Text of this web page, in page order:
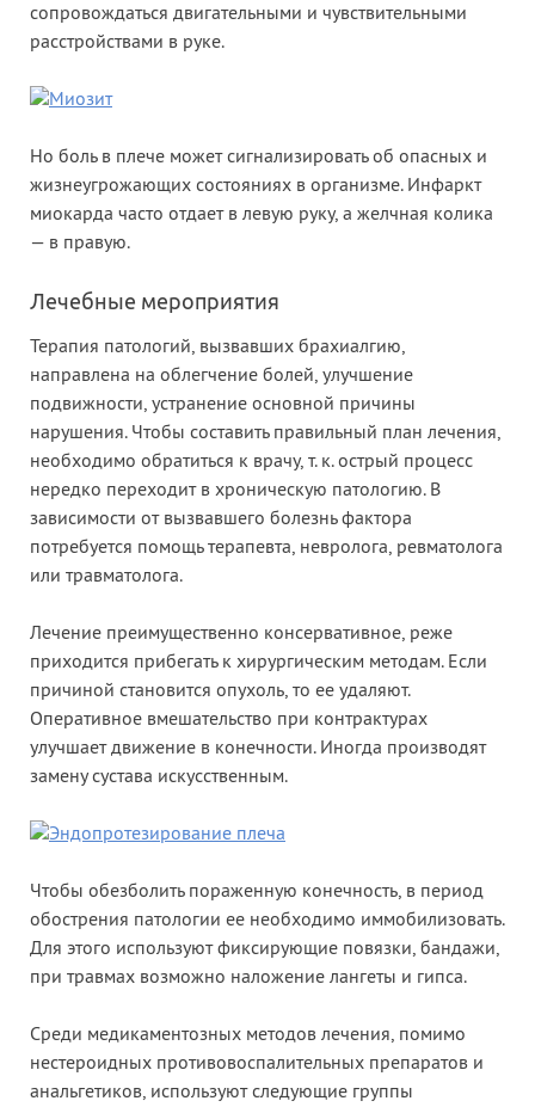
сопровождаться двигательными и чувствительными
расстройствами в руке.
Но боль в плече может сигнализировать об опасных и
жизнеугрожающих состояниях в организме. Инфаркт
миокарда часто отдает в левую руку, а желчная колика
— в правую.
Лечебные мероприятия
Терапия патологий, вызвавших брахиалгию,
направлена на облегчение болей, улучшение
подвижности, устранение основной причины
нарушения. Чтобы составить правильный план лечения,
необходимо обратиться к врачу, т. к. острый процесс
нередко переходит в хроническую патологию. В
зависимости от вызвавшего болезнь фактора
потребуется помощь терапевта, невролога, ревматолога
или травматолога.
Лечение преимущественно консервативное, реже
приходится прибегать к хирургическим методам. Если
причиной становится опухоль, то ее удаляют.
Оперативное вмешательство при контрактурах
улучшает движение в конечности. Иногда производят
замену сустава искусственным.
Чтобы обезболить пораженную конечность, в период
обострения патологии ее необходимо иммобилизовать.
Для этого используют фиксирующие повязки, бандажи,
при травмах возможно наложение лангеты и гипса.
Среди медикаментозных методов лечения, помимо
нестероидных противовоспалительных препаратов и
анальгетиков, используют следующие группы